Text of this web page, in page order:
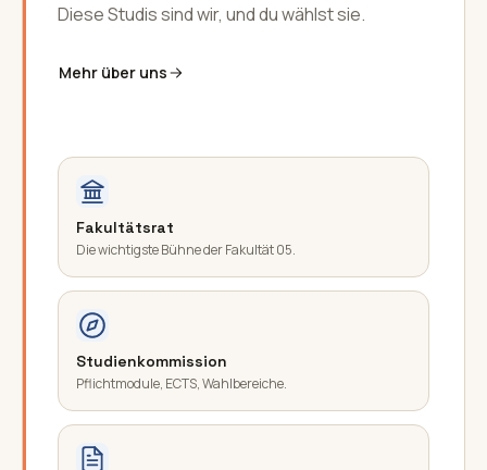
Diese Studis sind wir, und du wählst sie.
Mehr über uns
Fakultätsrat
Die wichtigste Bühne der Fakultät 05.
Studienkommission
Pflichtmodule, ECTS, Wahlbereiche.